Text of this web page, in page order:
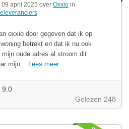
09 april 2025 over Oxxio in
oxxio door gegeven dat ik op
betrekt en dat ik nu ook
oude adres al stroom dit
mijn... Lees meer
9.0
Gelezen 248